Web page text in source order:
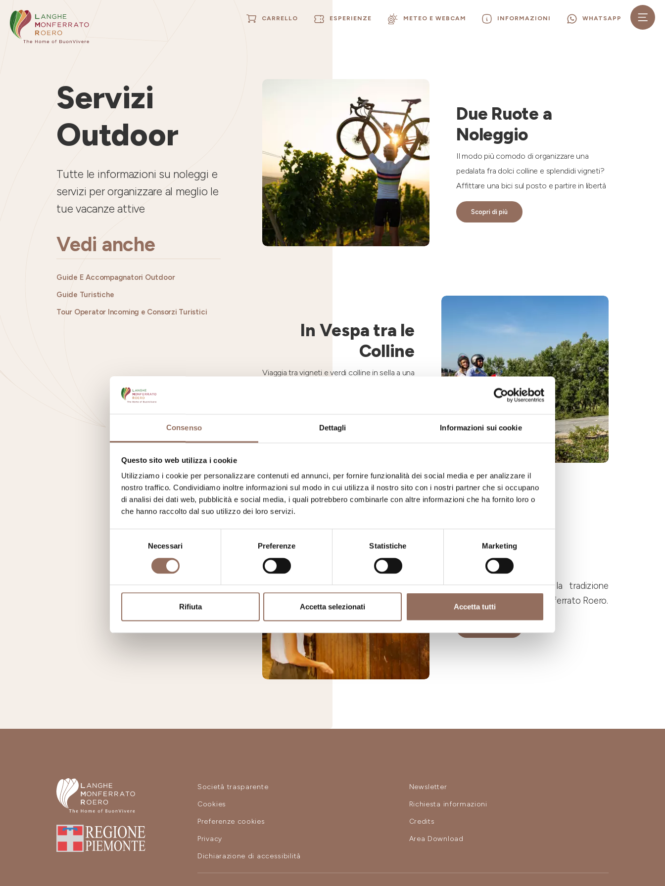
Consenso Dettagli Informazioni sui cookie
Questo sito web utilizza i cookie
Utilizziamo i cookie per personalizzare contenuti ed annunci, per fornire funzionalità dei social media e per analizzare il
nostro traffico. Condividiamo inoltre informazioni sul modo in cui utilizza il nostro sito con i nostri partner che si occupano
di analisi dei dati web, pubblicità e social media, i quali potrebbero combinarle con altre informazioni che ha fornito loro o
che hanno raccolto dal suo utilizzo dei loro servizi.
Necessari Preferenze Statistiche Marketing
Rifiuta Accetta selezionati Accetta tutti
CARRELLO ESPERIENZE METEO E WEBCAM INFORMAZIONI WHATSAPP
Servizi
Outdoor
Tutte le informazioni su noleggi e
servizi per organizzare al meglio le
tue vacanze attive
Vedi anche
Guide E Accompagnatori Outdoor
Guide Turistiche
Tour Operator Incoming e Consorzi Turistici
Due Ruote a
Noleggio
Il modo più comodo di organizzare una
pedalata fra dolci colline e splendidi vigneti?
Affittare una bici sul posto e partire in libertà
Scopri di più
In Vespa tra le
Colline
Viaggia tra vigneti e verdi colline in sella a una
Maneggi
Di cavalli e di storia: la tradizione
equestre di Langhe Monferrato Roero.
Società trasparente
Cookies
Preferenze cookies
Privacy
Dichiarazione di accessibilità
Newsletter
Richiesta informazioni
Credits
Area Download